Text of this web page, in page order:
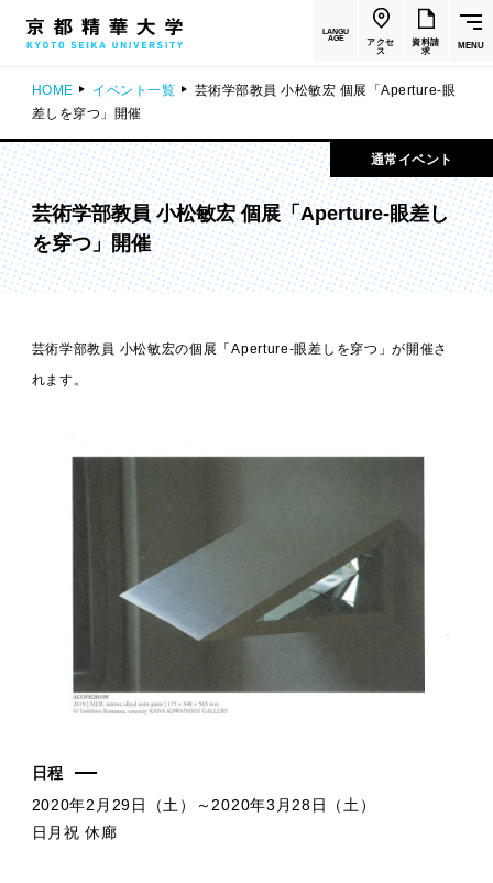
LANGU
AGE
アクセ
ス
資料請
求
MENU
HOME イベント一覧
芸術学部教員 小松敏宏 個展「Aperture-眼
差しを穿つ」開催
通常イベント
芸術学部教員 小松敏宏 個展「Aperture-眼差し
を穿つ」開催
芸術学部教員 小松敏宏の個展「Aperture-眼差しを穿つ」が開催さ
れます。
日程
2020年2月29日（土）～2020年3月28日（土）
日月祝 休廊